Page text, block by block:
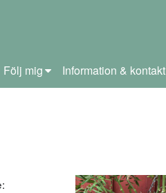
Följ mig Information & kontakt